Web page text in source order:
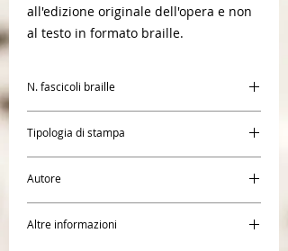
all'edizione originale dell'opera e non
al testo in formato braille.
N. fascicoli braille
Tipologia di stampa
Autore
Altre informazioni